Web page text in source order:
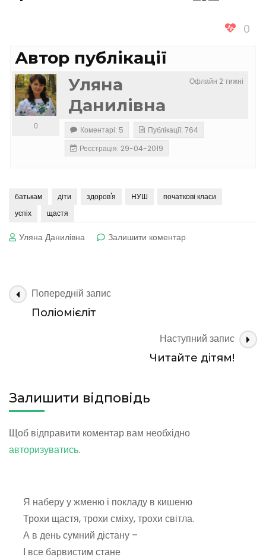
0
Автор публікації
Офлайн 2 тижні
Уляна
Данилівна
0 Коментарі: 5
Публікації: 764
Реєстрація: 29-04-2019
батькам діти здоров'я НУШ
початкові класи
успіх
щастя
Уляна Данилівна Залишити коментардо
Навігація
по
Попередній запис
Поліомієліт
Наступний запис
Читайте дітям!
Залишити відповідь
Щоб відправити коментар вам необхідно
авторизуватись.
Я наберу у жменю і покладу в кишеню
Трохи щастя, трохи сміху, трохи світла.
А в день сумний дістану –
І все барвистим стане